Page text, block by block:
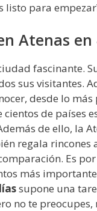
listo para
Atenas en
fascinante.
sus visitantes.
desde lo
de países
de ello, la
regala rincones
Es
más
supone una
no te preocupes,